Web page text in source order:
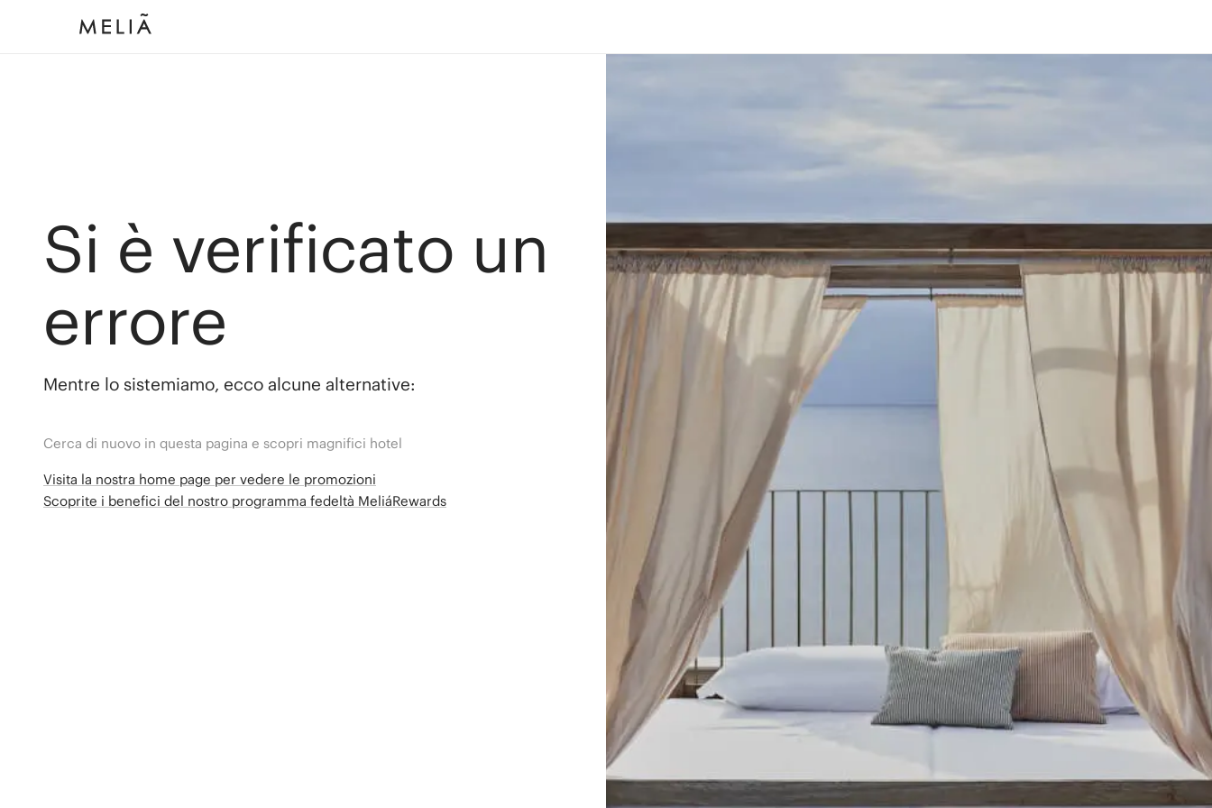
Si è verificato un
errore
Mentre lo sistemiamo, ecco alcune alternative:
Cerca di nuovo in questa pagina e scopri magnifici hotel
Visita la nostra home page per vedere le promozioni
Scoprite i benefici del nostro programma fedeltà MeliáRewards